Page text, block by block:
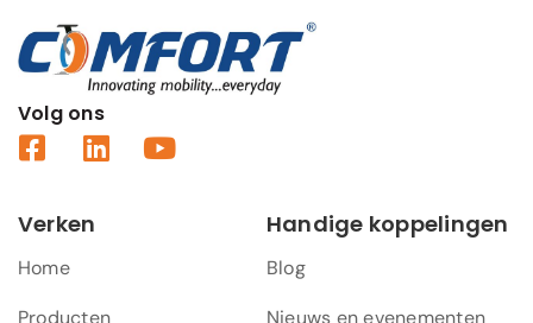
Volg ons
Verken
Home
Producten
Handige koppelingen
Blog
Nieuws en evenementen